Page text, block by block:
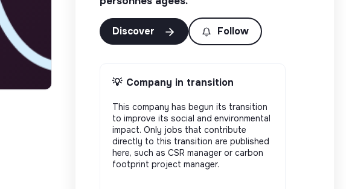
Discover Follow
💡 Company in transition
This company has begun its transition
to improve its social and environmental
impact. Only jobs that contribute
directly to this transition are published
here, such as CSR manager or carbon
footprint project manager.